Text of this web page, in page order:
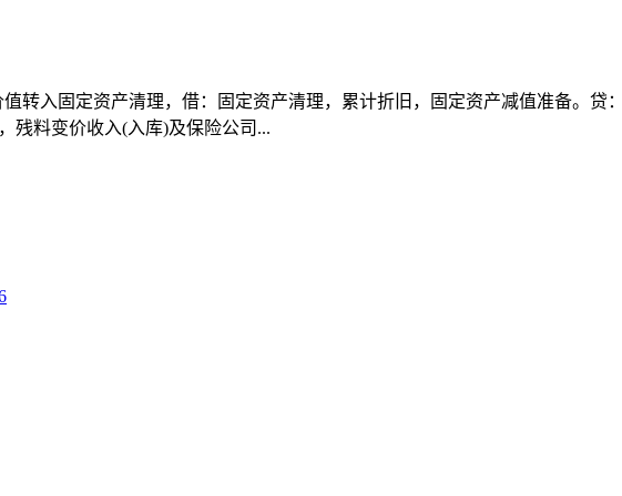
入固定资产清理，借：固定资产清理，累计折旧，固定资产减值准备。贷
料变价收入(入库)及保险公司...